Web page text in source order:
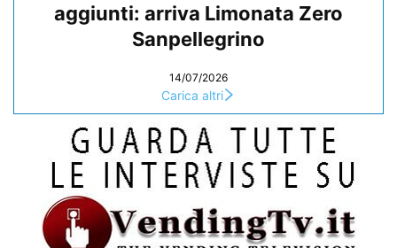
aggiunti: arriva Limonata Zero
Sanpellegrino
14/07/2026
Carica altri